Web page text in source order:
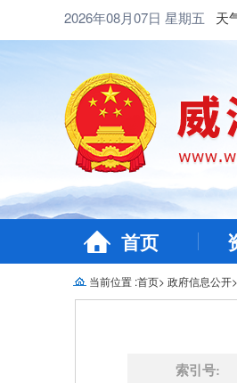
2026年08月07日 星期五 天
首页
当前位置 :首页> 政府信息公开>
索引号: